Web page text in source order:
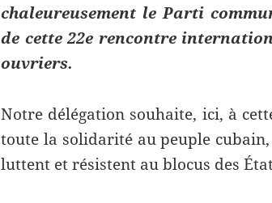
chaleureusement le Parti
de cette 22e rencontre
ouvriers.
Notre délégation souhaite, ici, à
toute la solidarité au peuple
luttent et résistent au blocus des